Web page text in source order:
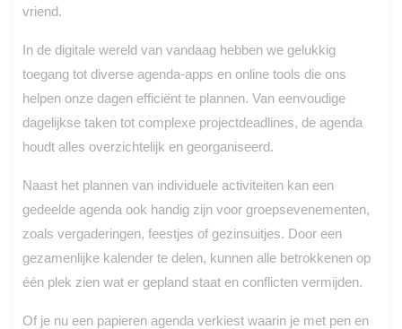
vriend.
In de digitale wereld van vandaag hebben we gelukkig
toegang tot diverse agenda-apps en online tools die ons
helpen onze dagen efficiënt te plannen. Van eenvoudige
dagelijkse taken tot complexe projectdeadlines, de agenda
houdt alles overzichtelijk en georganiseerd.
Naast het plannen van individuele activiteiten kan een
gedeelde agenda ook handig zijn voor groepsevenementen,
zoals vergaderingen, feestjes of gezinsuitjes. Door een
gezamenlijke kalender te delen, kunnen alle betrokkenen op
één plek zien wat er gepland staat en conflicten vermijden.
Of je nu een papieren agenda verkiest waarin je met pen en